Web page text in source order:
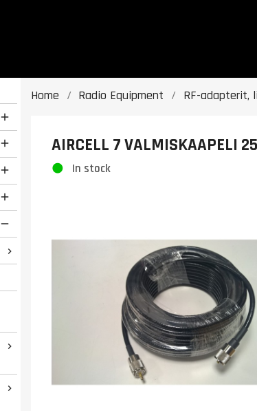








Home Radio Equipment RF-adapterit,
AIRCELL 7 VALMISKAAPELI
In stock